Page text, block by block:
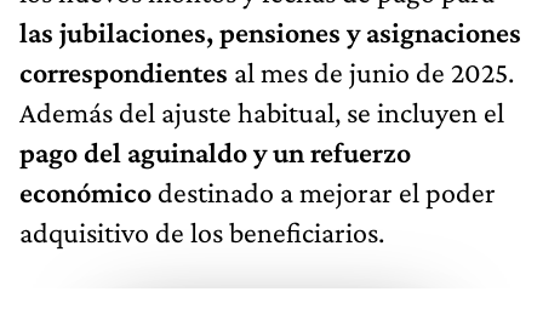
las jubilaciones, pensiones y asignaciones
correspondientes al mes de junio de 2025.
Además del ajuste habitual, se incluyen el
pago del aguinaldo y un refuerzo
económico destinado a mejorar el poder
adquisitivo de los beneficiarios.